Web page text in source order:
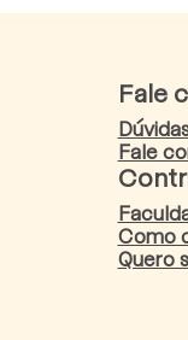
Fale
Fale
Como
Quero